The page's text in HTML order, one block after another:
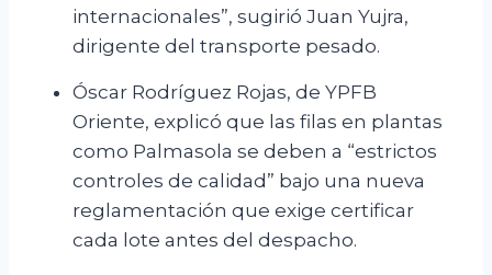
internacionales”, sugirió Juan Yujra,
dirigente del transporte pesado.
Óscar Rodríguez Rojas, de YPFB
Oriente, explicó que las filas en plantas
como Palmasola se deben a “estrictos
controles de calidad” bajo una nueva
reglamentación que exige certificar
cada lote antes del despacho.